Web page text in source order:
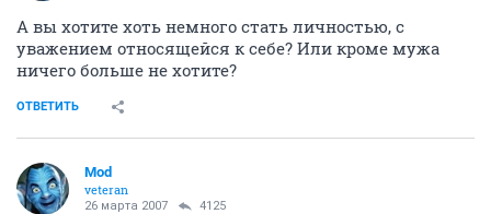
А вы хотите хоть немного стать личностью, с
уважением относящейся к себе? Или кроме мужа
ничего больше не хотите?
ОТВЕТИТЬ
Mod
veteran
26 марта 2007 4125